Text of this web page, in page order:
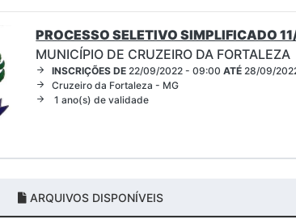
PROCESSO SELETIVO SIMPLIFICADO
MUNICÍPIO DE CRUZEIRO DA FORTALEZA
INSCRIÇÕES DE 22/09/2022 - 09:00ATÉ 28/09/
Cruzeiro da Fortaleza - MG
1 ano(s) de validade
ARQUIVOS DISPONÍVEIS